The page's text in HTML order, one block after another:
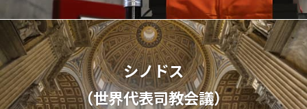
シノドス
（世界代表司教会議）